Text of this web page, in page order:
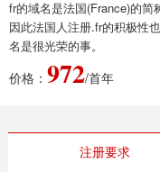
fr的域名是法国(France)的简
因此法国人注册.fr的积极性
名是很光荣的事。
价格： 972/首年
注册要求